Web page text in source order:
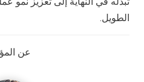
الطويل.
عن